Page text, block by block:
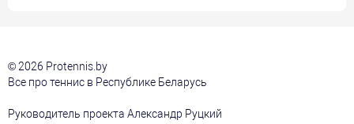
© 2026 Protennis.by
Все про теннис в Республике Беларусь
Руководитель проекта Александр Руцкий